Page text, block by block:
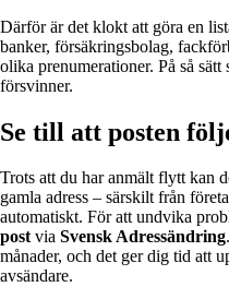
Därför är det klokt att göra en
banker, försäkringsbolag,
olika prenumerationer. På så
försvinner.
Se till att posten
Trots att du har anmält flytt kan
gamla adress – särskilt från
automatiskt. För att undvika
postvia Svensk Adressändring
månader, och det ger dig tid att
avsändare.